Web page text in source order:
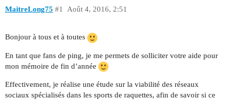
MaitreLong75 Août 4, 2016, 2:51
#1
Bonjour à tous et à toutes
En tant que fans de ping, je me permets de solliciter votre aide pour
mon mémoire de fin d’année
Effectivement, je réalise une étude sur la viabilité des réseaux
sociaux spécialisés dans les sports de raquettes, afin de savoir si ce